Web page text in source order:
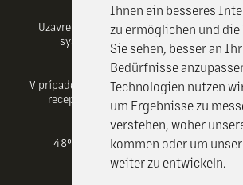
Ihnen ein besseres
zu ermöglichen und die
Sie sehen, besser an
Bedürfnisse
Technologien nutzen
um Ergebnisse zu
verstehen, woher
kommen oder um
weiter zu entwickeln.
Parkovanie
Uzavreté hotelové parkovisko je
systémom. Parkovisko je zahrnuté v
Doprava
V prípade záujmu o objednávku taxislužby
recepciu hotela (+421 55/ 633 40 30,
GPS - Koordinaten
48°43'52.62815"N (48.7312856 )
(21.2535233 )
PRÍCHOD